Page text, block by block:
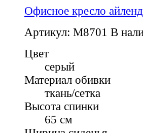
Офисное кресло айленд
Артикул: M8701 В
Цвет
серый
Материал обивки
ткань/сетка
Высота спинки
65 см